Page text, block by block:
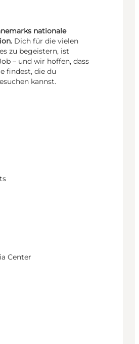
nationale
Dich für die vielen
zu begeistern, ist
– und wir hoffen, dass
findest, die du
kannst.
Center